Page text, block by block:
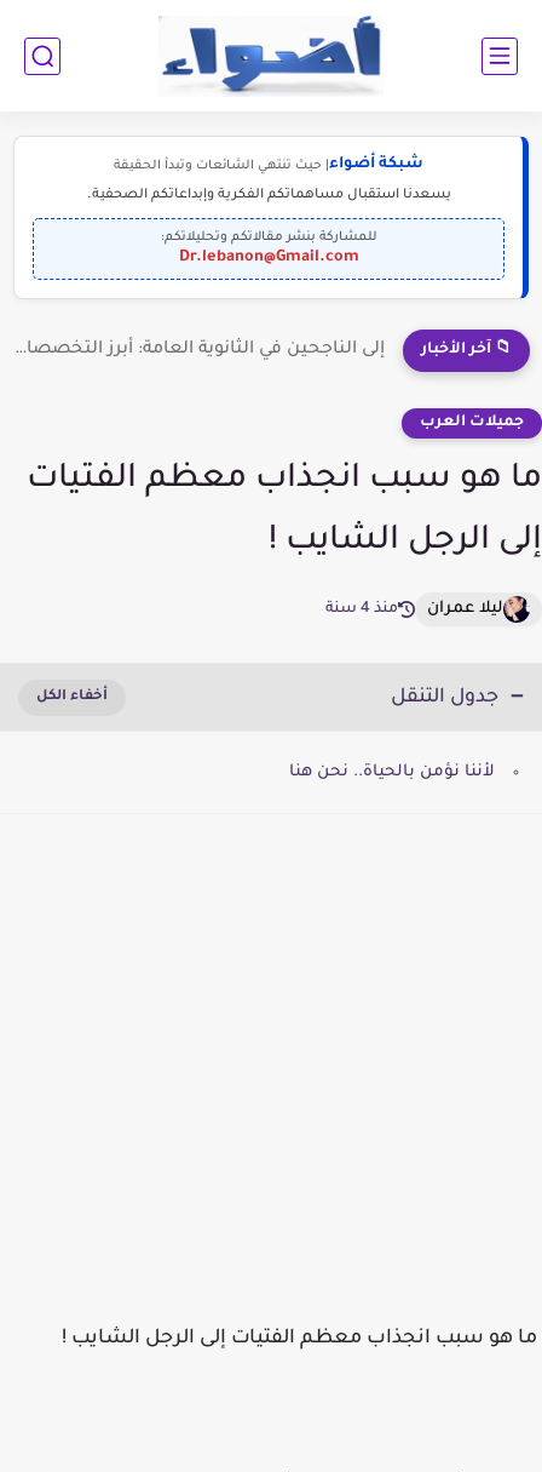
شبكة أضواء | حيث تنتهي الشائعات وتبدأ الحقيقة
يسعدنا استقبال مساهماتكم الفكرية وإبداعاتكم الصحفية.
للمشاركة بنشر مقالاتكم وتحليلاتكم:
Dr.lebanon@Gmail.com
📁 آخر الأخبار إلى الناجحين في الثانوية العامة: أبرز التخصصات المطلوبة للمستقبل (2030-2050)
جميلات العرب
ما هو سبب انجذاب معظم الفتيات
إلى الرجل الشايب !
ليلا عمران منذ 4 سنة
جدول التنقل
لأننا نؤمن بالحياة.. نحن هنا
ما هو سبب انجذاب معظم الفتيات إلى الرجل الشايب !